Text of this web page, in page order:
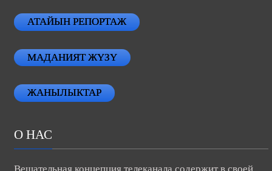
АТАЙЫН РЕПОРТАЖ
МАДАНИЯТ ЖҮЗҮ
ЖАНЫЛЫКТАР
О НАС
Вещательная концепция телеканала содержит в своей